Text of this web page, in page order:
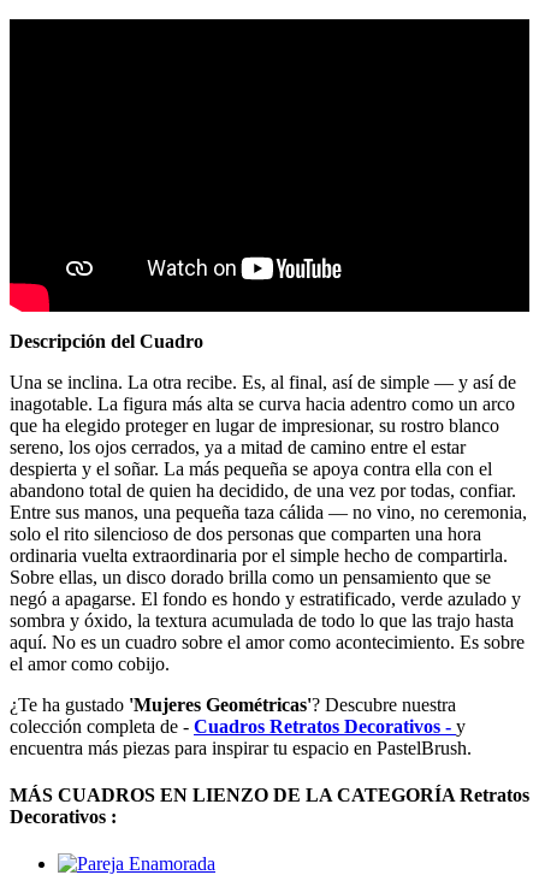
Descripción del Cuadro
Una se inclina. La otra recibe. Es, al final, así de simple — y así de
inagotable. La figura más alta se curva hacia adentro como un arco
que ha elegido proteger en lugar de impresionar, su rostro blanco
sereno, los ojos cerrados, ya a mitad de camino entre el estar
despierta y el soñar. La más pequeña se apoya contra ella con el
abandono total de quien ha decidido, de una vez por todas, confiar.
Entre sus manos, una pequeña taza cálida — no vino, no ceremonia,
solo el rito silencioso de dos personas que comparten una hora
ordinaria vuelta extraordinaria por el simple hecho de compartirla.
Sobre ellas, un disco dorado brilla como un pensamiento que se
negó a apagarse. El fondo es hondo y estratificado, verde azulado y
sombra y óxido, la textura acumulada de todo lo que las trajo hasta
aquí. No es un cuadro sobre el amor como acontecimiento. Es sobre
el amor como cobijo.
¿Te ha gustado 'Mujeres Geométricas'? Descubre nuestra
colección completa de - Cuadros Retratos Decorativos - y
encuentra más piezas para inspirar tu espacio en PastelBrush.
MÁS CUADROS EN LIENZO DE LA CATEGORÍA Retratos
Decorativos :